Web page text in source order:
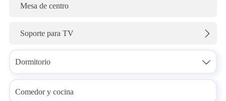
Mesa de centro
Soporte para TV 
Dormitorio 
Comedor y cocina